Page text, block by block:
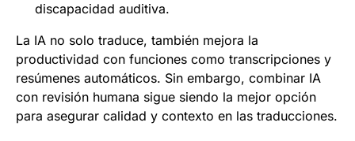
discapacidad auditiva.
La IA no solo traduce, también mejora la
productividad con funciones como transcripciones y
resúmenes automáticos. Sin embargo, combinar IA
con revisión humana sigue siendo la mejor opción
para asegurar calidad y contexto en las traducciones.